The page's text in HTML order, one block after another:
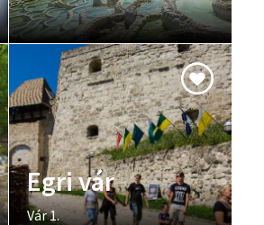
Egri vár
Vár 1.